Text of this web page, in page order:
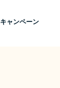
キャンペーン